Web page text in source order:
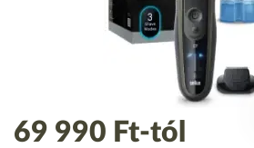
69 990 Ft-tól